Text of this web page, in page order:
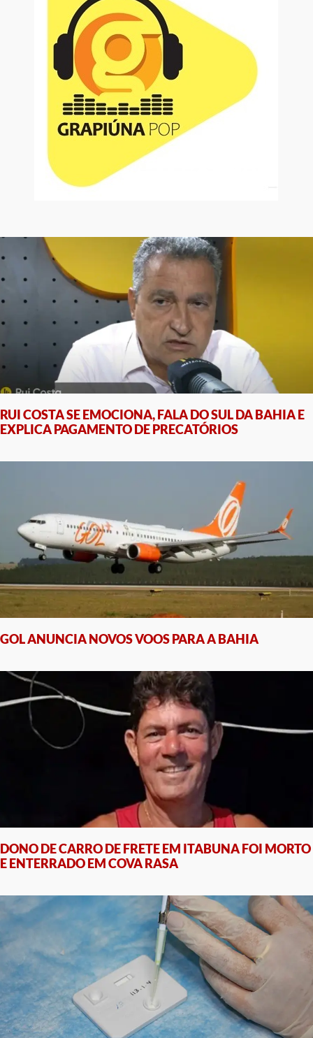
RUI COSTA SE EMOCIONA, FALA DO SUL DA BAHIA E
EXPLICA PAGAMENTO DE PRECATÓRIOS
GOL ANUNCIA NOVOS VOOS PARA A BAHIA
DONO DE CARRO DE FRETE EM ITABUNA FOI MORTO
E ENTERRADO EM COVA RASA